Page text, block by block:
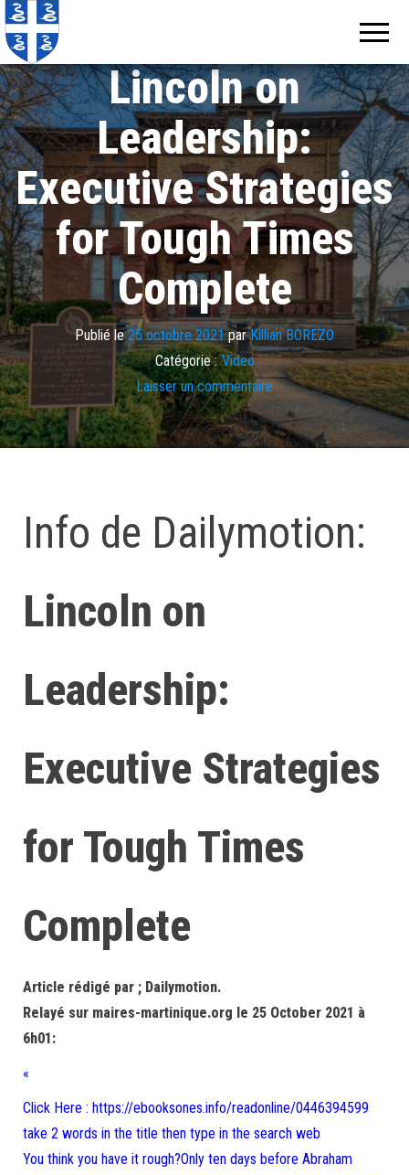
Lincoln on
Leadership:
Executive Strategies
for Tough Times
Complete
Publié le25 octobre 2021parKillian BOREZO
Catégorie : Video
Laisser un commentaire
Info de Dailymotion:
Lincoln on
Leadership:
Executive Strategies
for Tough Times
Complete
Article rédigé par ; Dailymotion.
Relayé sur maires-martinique.org le 25 October 2021 à
6h01:
«
Click Here : https://ebooksones.info/readonline/0446394599
take 2 words in the title then type in the search web
You think you have it rough?Only ten days before Abraham